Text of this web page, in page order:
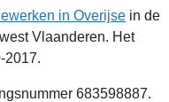
in Overijse in de
Vlaanderen. Het
2017.
683598887.